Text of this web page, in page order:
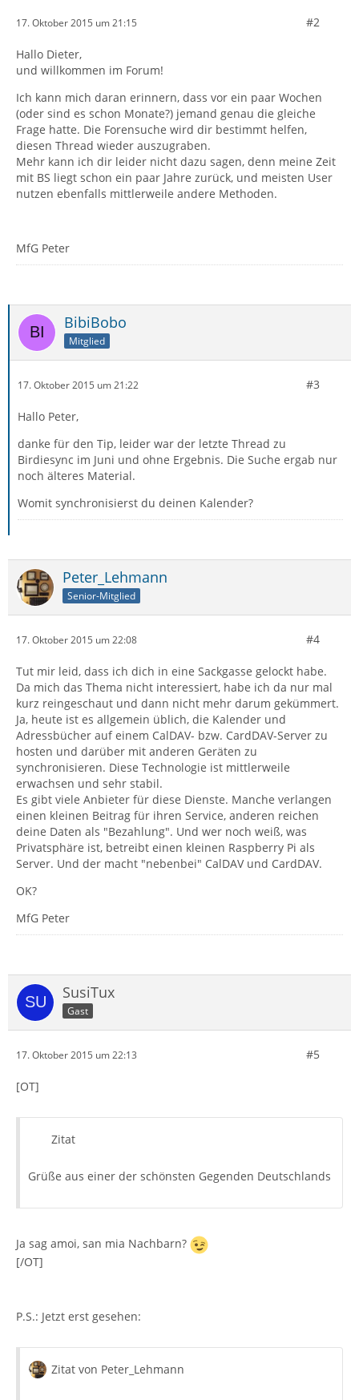
17. Oktober 2015 um 21:15 #2
Hallo Dieter,
und willkommen im Forum!
Ich kann mich daran erinnern, dass vor ein paar Wochen
(oder sind es schon Monate?) jemand genau die gleiche
Frage hatte. Die Forensuche wird dir bestimmt helfen,
diesen Thread wieder auszugraben.
Mehr kann ich dir leider nicht dazu sagen, denn meine Zeit
mit BS liegt schon ein paar Jahre zurück, und meisten User
nutzen ebenfalls mittlerweile andere Methoden.
MfG Peter
BibiBobo
Mitglied
17. Oktober 2015 um 21:22 #3
Hallo Peter,
danke für den Tip, leider war der letzte Thread zu
Birdiesync im Juni und ohne Ergebnis. Die Suche ergab nur
noch älteres Material.
Womit synchronisierst du deinen Kalender?
Peter_Lehmann
Senior-Mitglied
17. Oktober 2015 um 22:08 #4
Tut mir leid, dass ich dich in eine Sackgasse gelockt habe.
Da mich das Thema nicht interessiert, habe ich da nur mal
kurz reingeschaut und dann nicht mehr darum gekümmert.
Ja, heute ist es allgemein üblich, die Kalender und
Adressbücher auf einem CalDAV- bzw. CardDAV-Server zu
hosten und darüber mit anderen Geräten zu
synchronisieren. Diese Technologie ist mittlerweile
erwachsen und sehr stabil.
Es gibt viele Anbieter für diese Dienste. Manche verlangen
einen kleinen Beitrag für ihren Service, anderen reichen
deine Daten als "Bezahlung". Und wer noch weiß, was
Privatsphäre ist, betreibt einen kleinen Raspberry Pi als
Server. Und der macht "nebenbei" CalDAV und CardDAV.
OK?
MfG Peter
SusiTux
Gast
17. Oktober 2015 um 22:13 #5
[OT]
Zitat
Grüße aus einer der schönsten Gegenden Deutschlands
Ja sag amoi, san mia Nachbarn?
[/OT]
P.S.: Jetzt erst gesehen:
Zitat von Peter_Lehmann